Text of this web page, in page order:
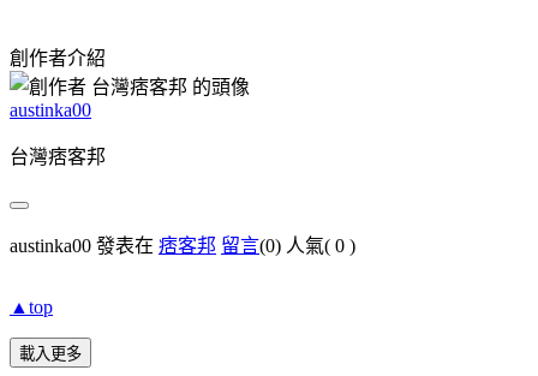
創作者介紹
austinka00
台灣痞客邦
austinka00 發表在 痞客邦 留言(0) 人氣( 0 )
▲top
載入更多